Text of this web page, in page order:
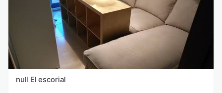
null El escorial